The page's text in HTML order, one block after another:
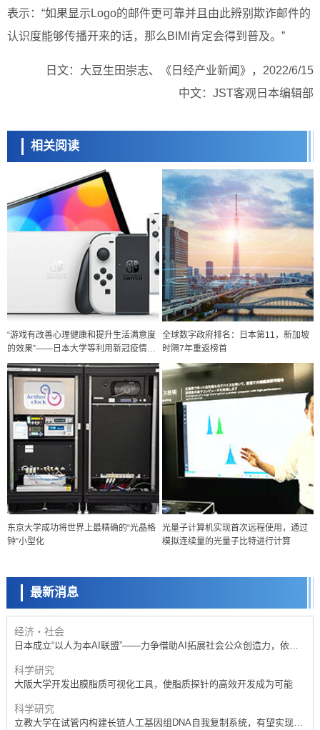
表示：“如果显示Logo的邮件更可靠并且由此辨别欺诈邮件的
认识度能够传播开来的话，那么BIMI肯定会得到普及。”
日文：大豆生田崇志、《日经产业新闻》，2022/6/15
中文：JST客观日本编辑部
相关阅读
“游戏有改善心理健康和提升生活满意度
的效果”——日本大学等利用新冠疫情开
展研究
全球数字政府排名：日本第11，新加坡
时隔7年重返榜首
东京大学成功将世界上最精确的“光晶格
钟”小型化
光量子计算机实现首次远程使用，通过
模拟连续量的光量子比特进行计算
最新消息
政策
日本科研费增设国际共同研究强化新类别，促进青年研究人员赴海外开
展研究
科学研究
开发出300亿年仅误差1秒的光晶格钟，构建网络将其打造为下一代社会
基础设施
经济・社会
日本成立“以人为本AI联盟”——力争借助AI拓展社会公众创造力，依托
科学研究
大阪大学开发出膜脂质可视化工具，使脂质探针的高效开发成为可能
科学研究
立教大学在试管内构建长链人工基因组DNA自我复制系统，有望实现携